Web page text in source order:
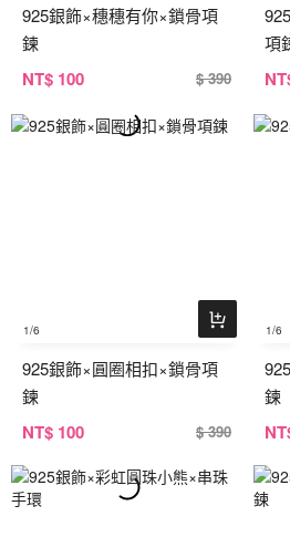
925銀飾×穗穗有你×鎖骨項
鍊
NT$ 100 $ 390
項
NT
1/6
925銀飾×圓圈相扣×鎖骨項
鍊
NT$ 100 $ 390
1/6
鍊
NT